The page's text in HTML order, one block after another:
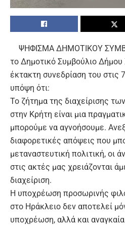
ΨΗΦΙΣΜΑ ΔΗΜΟΤΙΚΟΥ
το Δημοτικό Συμβούλιο
έκτακτη συνεδρίαση του στις
υπόψη ότι:
Το ζήτημα της διαχείρισης
στην Κρήτη είναι μια
μπορούμε να αγνοήσουμε.
διαφορετικές απόψεις που
μεταναστευτική πολιτική, οι
στις ακτές μας χρειάζονται
διαχείριση.
Η υποχρέωση προσωρινής
στο Ηράκλειο δεν αποτελεί
υποχρέωση, αλλά και